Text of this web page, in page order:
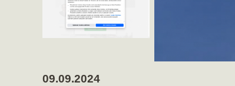
09.09.2024